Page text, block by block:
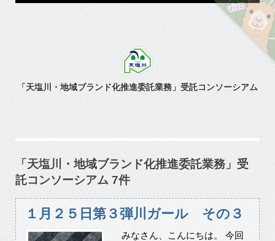
「天塩川・地域ブランド化推進委託業務」受託コンソーシアム
「天塩川・地域ブランド化推進委託業務」受
託コンソーシアム 7件
１月２５日第３弾川ガール その３
みなさん、こんにちは。 今回